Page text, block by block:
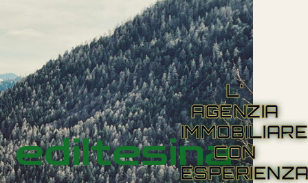
ediltesina
L'
AGENZIA
IMMOBILIARE
CON